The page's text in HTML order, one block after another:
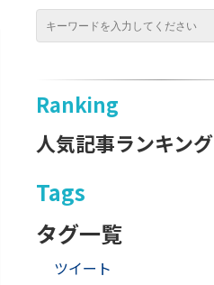
Ranking
人気記事ランキング
Tags
タグ一覧
ツイート